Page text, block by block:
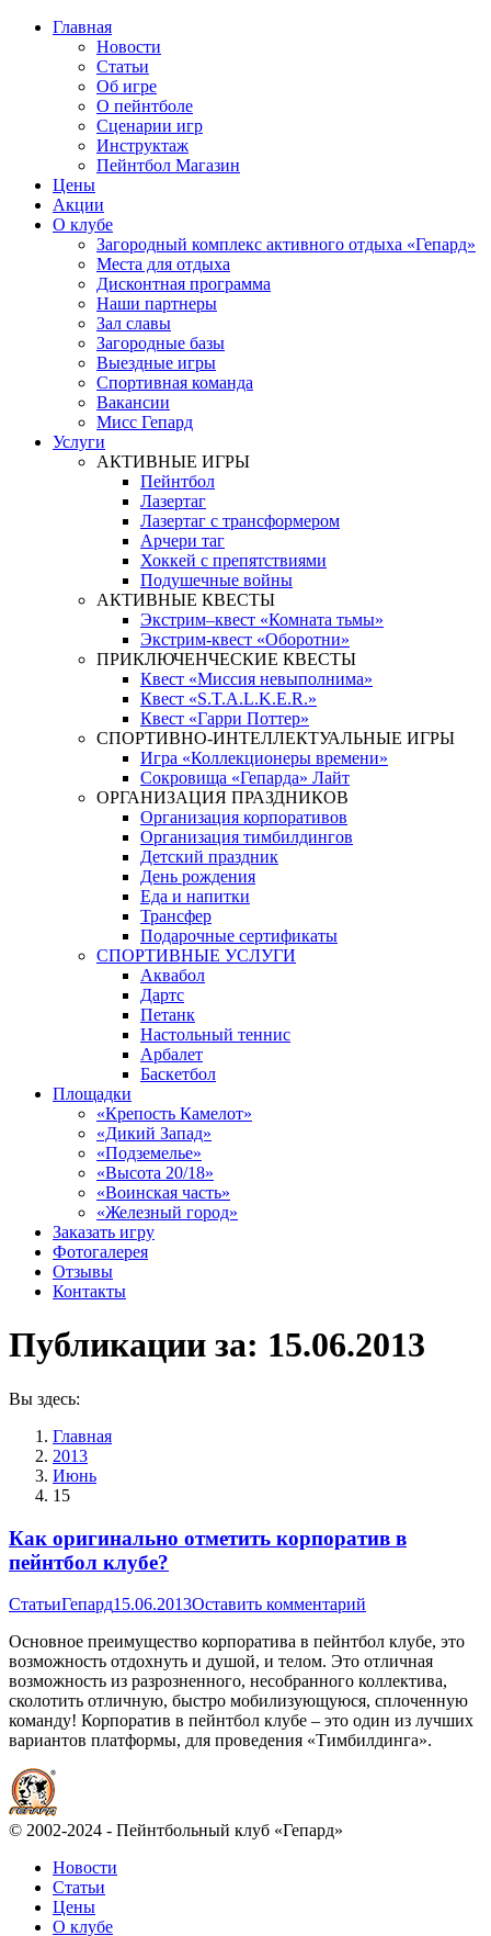
Главная
Новости
Статьи
Об игре
О пейнтболе
Сценарии игр
Инструктаж
Пейнтбол Магазин
Цены
Акции
О клубе
Загородный комплекс активного отдыха «Гепард»
Места для отдыха
Дисконтная программа
Наши партнеры
Зал славы
Загородные базы
Выездные игры
Спортивная команда
Вакансии
Мисс Гепард
Услуги
АКТИВНЫЕ ИГРЫ
Пейнтбол
Лазертаг
Лазертаг с трансформером
Арчери таг
Хоккей с препятствиями
Подушечные войны
АКТИВНЫЕ КВЕСТЫ
Экстрим–квест «Комната тьмы»
Экстрим-квест «Оборотни»
ПРИКЛЮЧЕНЧЕСКИЕ КВЕСТЫ
Квест «Миссия невыполнима»
Квест «S.T.A.L.K.E.R.»
Квест «Гарри Поттер»
СПОРТИВНО-ИНТЕЛЛЕКТУАЛЬНЫЕ ИГРЫ
Игра «Коллекционеры времени»
Сокровища «Гепарда» Лайт
ОРГАНИЗАЦИЯ ПРАЗДНИКОВ
Организация корпоративов
Организация тимбилдингов
Детский праздник
День рождения
Еда и напитки
Трансфер
Подарочные сертификаты
СПОРТИВНЫЕ УСЛУГИ
Аквабол
Дартс
Петанк
Настольный теннис
Арбалет
Баскетбол
Площадки
«Крепость Камелот»
«Дикий Запад»
«Подземелье»
«Высота 20/18»
«Воинская часть»
«Железный город»
Заказать игру
Фотогалерея
Отзывы
Контакты
Публикации за: 15.06.2013
Вы здесь:
Главная
2013
Июнь
15
Как оригинально отметить корпоратив в
пейнтбол клубе?
СтатьиГепард15.06.2013Оставить комментарий
Основное преимущество корпоратива в пейнтбол клубе, это
возможность отдохнуть и душой, и телом. Это отличная
возможность из разрозненного, несобранного коллектива,
сколотить отличную, быстро мобилизующуюся, сплоченную
команду! Корпоратив в пейнтбол клубе – это один из лучших
вариантов платформы, для проведения «Тимбилдинга».
© 2002-2024 - Пейнтбольный клуб «Гепард»
Новости
Статьи
Цены
О клубе